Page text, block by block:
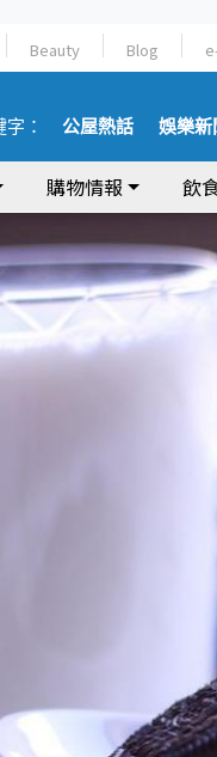
Beauty Blog
： 公屋熱話 娛樂新
購物情報 飲